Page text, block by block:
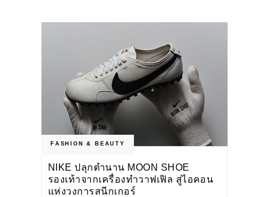
FASHION & BEAUTY
NIKE ปลุกตำนาน MOON SHOE
รองเท้าจากเครื่องทำวาฟเฟิล สู่ไอคอน
แห่งวงการสนีกเกอร์